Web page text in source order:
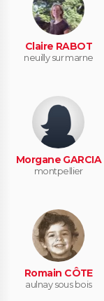
Claire RABOT
neuilly sur marne
Morgane GARCIA
montpellier
Romain CÔTE
aulnay sous bois